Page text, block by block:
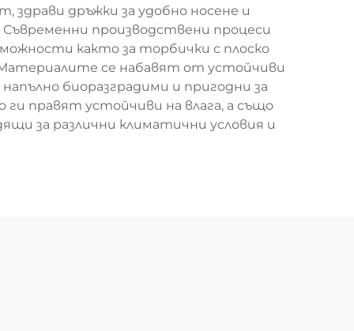
здрави дръжки за удобно носене и
производствени процеси
както за торбички с плоско
Материалите се набавят от устойчиви
биоразградими и пригодни за
правят устойчиви на влага, а също
за различни климатични условия и